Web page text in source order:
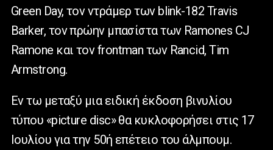
Green Day, τον ντράμερ των blink-182 Travis
Barker, τον πρώην μπασίστα των Ramones CJ
Ramone και τον frontman των Rancid, Tim
Armstrong.
Εν τω μεταξύ μια ειδική έκδοση βινυλίου
τύπου «picture disc» θα κυκλοφορήσει στις 17
Ιουλίου για την 50ή επέτειο του άλμπουμ.